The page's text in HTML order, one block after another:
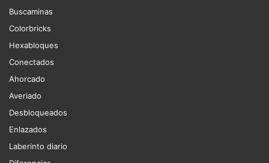
Buscaminas
Colorbricks
Hexabloques
Conectados
Ahorcado
Averiado
Desbloqueados
Enlazados
Laberinto diario